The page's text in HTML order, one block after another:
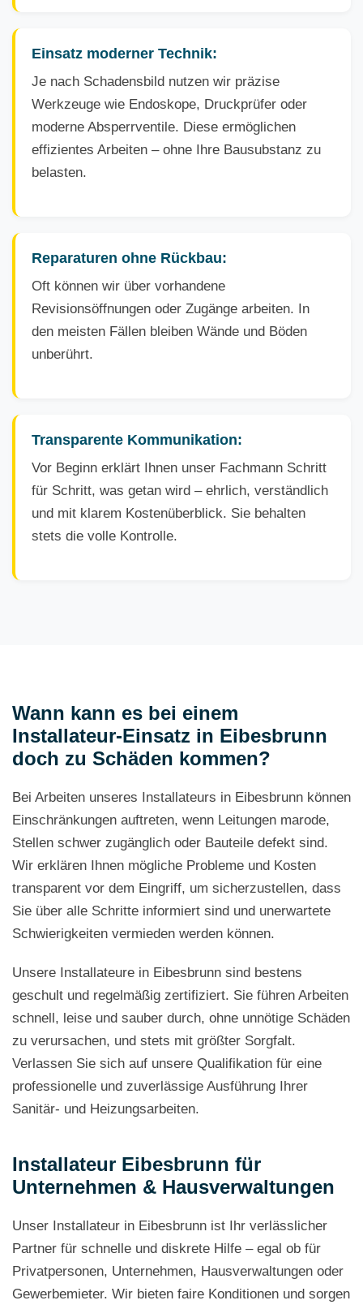
Einsatz moderner Technik:
Je nach Schadensbild nutzen wir präzise
Werkzeuge wie Endoskope, Druckprüfer oder
moderne Absperrventile. Diese ermöglichen
effizientes Arbeiten – ohne Ihre Bausubstanz zu
belasten.
Reparaturen ohne Rückbau:
Oft können wir über vorhandene
Revisionsöffnungen oder Zugänge arbeiten. In
den meisten Fällen bleiben Wände und Böden
unberührt.
Transparente Kommunikation:
Vor Beginn erklärt Ihnen unser Fachmann Schritt
für Schritt, was getan wird – ehrlich, verständlich
und mit klarem Kostenüberblick. Sie behalten
stets die volle Kontrolle.
Wann kann es bei einem
Installateur-Einsatz in Eibesbrunn
doch zu Schäden kommen?
Bei Arbeiten unseres Installateurs in Eibesbrunn können
Einschränkungen auftreten, wenn Leitungen marode,
Stellen schwer zugänglich oder Bauteile defekt sind.
Wir erklären Ihnen mögliche Probleme und Kosten
transparent vor dem Eingriff, um sicherzustellen, dass
Sie über alle Schritte informiert sind und unerwartete
Schwierigkeiten vermieden werden können.
Unsere Installateure in Eibesbrunn sind bestens
geschult und regelmäßig zertifiziert. Sie führen Arbeiten
schnell, leise und sauber durch, ohne unnötige Schäden
zu verursachen, und stets mit größter Sorgfalt.
Verlassen Sie sich auf unsere Qualifikation für eine
professionelle und zuverlässige Ausführung Ihrer
Sanitär- und Heizungsarbeiten.
Installateur Eibesbrunn für
Unternehmen & Hausverwaltungen
Unser Installateur in Eibesbrunn ist Ihr verlässlicher
Partner für schnelle und diskrete Hilfe – egal ob für
Privatpersonen, Unternehmen, Hausverwaltungen oder
Gewerbemieter. Wir bieten faire Konditionen und sorgen